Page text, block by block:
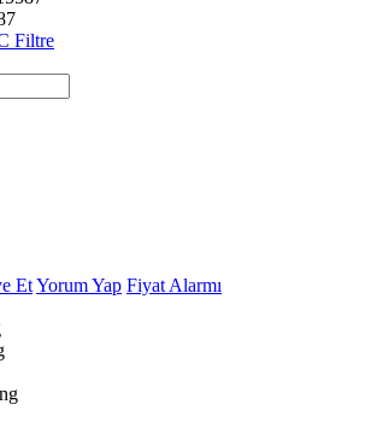
Filtre
EtYorum Yap Fiyat Alarmı